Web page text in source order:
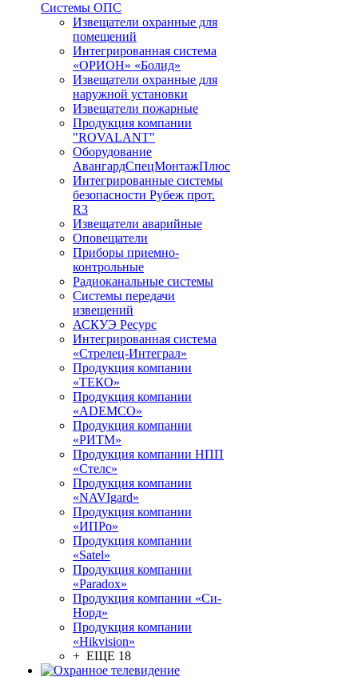
Системы ОПС
Извещатели охранные для
помещений
Интегрированная система
«ОРИОН» «Болид»
Извещатели охранные для
наружной установки
Извещатели пожарные
Продукция компании
"ROVALANT"
Оборудование
АвангардСпецМонтажПлюс
Интегрированные системы
безопасности Рубеж прот.
R3
Извещатели аварийные
Оповещатели
Приборы приемно-
контрольные
Радиоканальные системы
Системы передачи
извещений
АСКУЭ Ресурс
Интегрированная система
«Стрелец-Интеграл»
Продукция компании
«ТЕКО»
Продукция компании
«ADEMCO»
Продукция компании
«РИТМ»
Продукция компании НПП
«Стелс»
Продукция компании
«NAVIgard»
Продукция компании
«ИПРо»
Продукция компании
«Satel»
Продукция компании
«Paradox»
Продукция компании «Си-
Норд»
Продукция компании
«Hikvision»
+ ЕЩЕ 18